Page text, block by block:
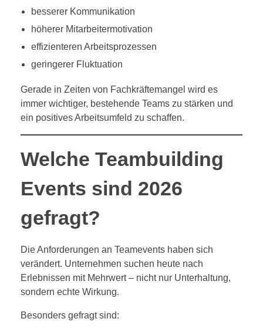
besserer Kommunikation
höherer Mitarbeitermotivation
effizienteren Arbeitsprozessen
geringerer Fluktuation
Gerade in Zeiten von Fachkräftemangel wird es
immer wichtiger, bestehende Teams zu stärken und
ein positives Arbeitsumfeld zu schaffen.
Welche Teambuilding
Events sind 2026
gefragt?
Die Anforderungen an Teamevents haben sich
verändert. Unternehmen suchen heute nach
Erlebnissen mit Mehrwert – nicht nur Unterhaltung,
sondern echte Wirkung.
Besonders gefragt sind: